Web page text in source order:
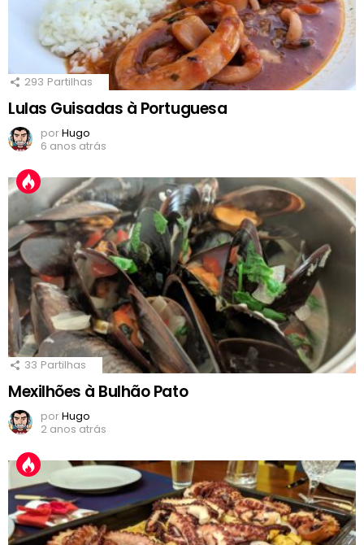
293 Partilhas
Lulas Guisadas à Portuguesa
porHugo
6 anos atrás
33 Partilhas
Mexilhões à Bulhão Pato
porHugo
2 anos atrás